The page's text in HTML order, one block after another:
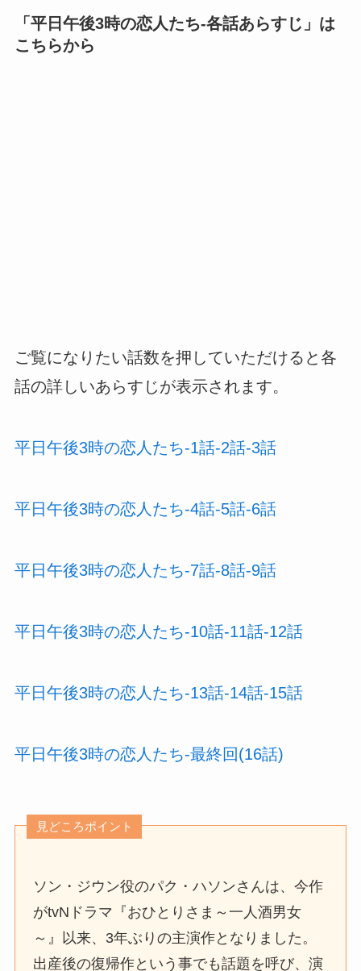
「 平日午後3時の恋人たち-各話あらすじ 」は
こちらから
ご覧になりたい話数を押していただけると各
話の詳しいあらすじが表示されます。
平日午後3時の恋人たち-1話-2話-3話
平日午後3時の恋人たち-4話-5話-6話
平日午後3時の恋人たち-7話-8話-9話
平日午後3時の恋人たち-10話-11話-12話
平日午後3時の恋人たち-13話-14話-15話
平日午後3時の恋人たち-最終回(16話)
見どころポイント
ソン・ジウン役のパク・ハソンさんは、今作
がtvNドラマ『おひとりさま～一人酒男女
～』以来、3年ぶりの主演作となりました。
出産後の復帰作という事でも話題を呼び、演